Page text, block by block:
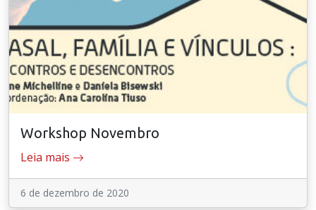
Workshop Novembro
Leia mais
6 de dezembro de 2020